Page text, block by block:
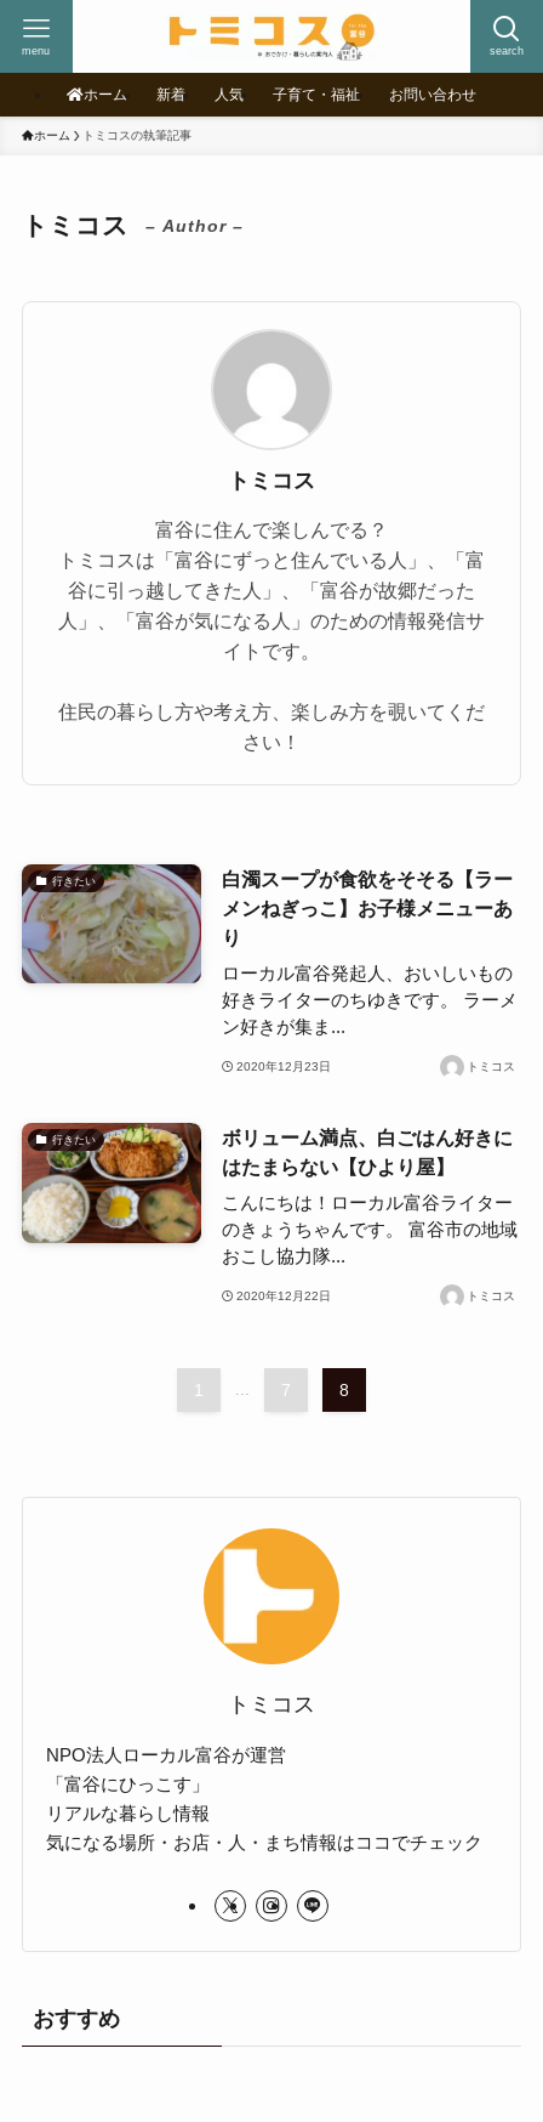
search
menu
ホーム 新着 人気 子育て・福祉 お問い合わせ
ホーム トミコスの執筆記事
トミコス – Author –
トミコス
富谷に住んで楽しんでる？
トミコスは「富谷にずっと住んでいる人」、「富
谷に引っ越してきた人」、「富谷が故郷だった
人」、「富谷が気になる人」のための情報発信サ
イトです。
住民の暮らし方や考え方、楽しみ方を覗いてくだ
さい！
行きたい
白濁スープが食欲をそそる【ラー
メンねぎっこ】お子様メニューあ
り
ローカル富谷発起人、おいしいもの
好きライターのちゆきです。 ラーメ
ン好きが集ま...
2020年12月23日 トミコス
行きたい
ボリューム満点、白ごはん好きに
はたまらない【ひより屋】
こんにちは！ローカル富谷ライター
のきょうちゃんです。 富谷市の地域
おこし協力隊...
2020年12月22日 トミコス
1 7 8
トミコス
NPO法人ローカル富谷が運営
「富谷にひっこす」
リアルな暮らし情報
気になる場所・お店・人・まち情報はココでチェック
おすすめ